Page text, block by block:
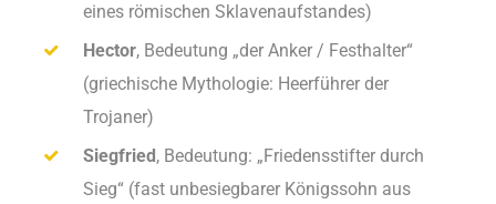
eines römischen Sklavenaufstandes)
Hector, Bedeutung „der Anker / Festhalter“
(griechische Mythologie: Heerführer der
Trojaner)
Siegfried, Bedeutung: „Friedensstifter durch
Sieg“ (fast unbesiegbarer Königssohn aus